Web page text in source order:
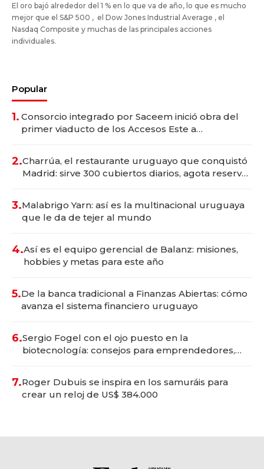
El oro bajó alrededor del 1 % en lo que va de año, lo que es mucho
mejor que el S&P 500 , el Dow Jones Industrial Average , el
Nasdaq Composite y muchas de las principales acciones
individuales.
Popular
1. Consorcio integrado por Saceem inició obra del
primer viaducto de los Accesos Este a
2.Charrúa, el restaurante uruguayo que conquistó
Madrid: sirve 300 cubiertos diarios, agota reservas
3.Malabrigo Yarn: así es la multinacional uruguaya
que le da de tejer al mundo
4.Así es el equipo gerencial de Balanz: misiones,
hobbies y metas para este año
5.De la banca tradicional a Finanzas Abiertas: cómo
avanza el sistema financiero uruguayo
6.Sergio Fogel con el ojo puesto en la
biotecnología: consejos para emprendedores,
7.Roger Dubuis se inspira en los samuráis para
crear un reloj de US$ 384.000